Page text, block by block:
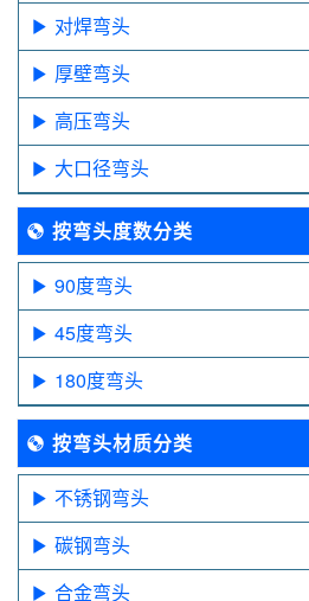
对焊弯头
厚壁弯头
高压弯头
大口径弯头
按弯头度数分类
90度弯头
45度弯头
180度弯头
按弯头材质分类
不锈钢弯头
碳钢弯头
合金弯头